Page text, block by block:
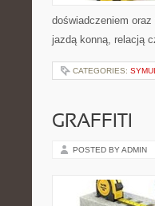
doświadczeniem
jazdą konną, relacją
CATEGORIES:
GRAFFITI
POSTED BY ADMIN